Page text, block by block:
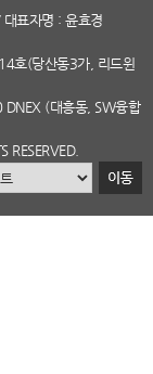
표자명 : 윤효경
호(당산동3가, 리드윈
(대흥동, SW융합
RESERVED.